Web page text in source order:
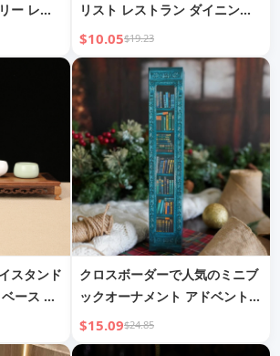
ー レス
ティブ
リスト レストラン ダイニング
ルーム ランプ クリエイティブ
バーカウンター ペンダントラン
プ
$10.05$19.23
スタンド
ース ブ
クロスボーダーで人気のミニブ
ックオーナメント アドベント本
棚 ブラインドボックス クリス
マスサプライズ メーカー
$15.09$24.85